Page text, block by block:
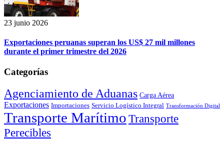
23 junio 2026
Exportaciones peruanas superan los US$ 27 mil millones
durante el primer trimestre del 2026
Categorías
Agenciamiento de Aduanas Carga Aérea
Exportaciones Importaciones Servicio Logístico Integral Transformación Digital
Transporte MarítimoTransporte
Perecibles